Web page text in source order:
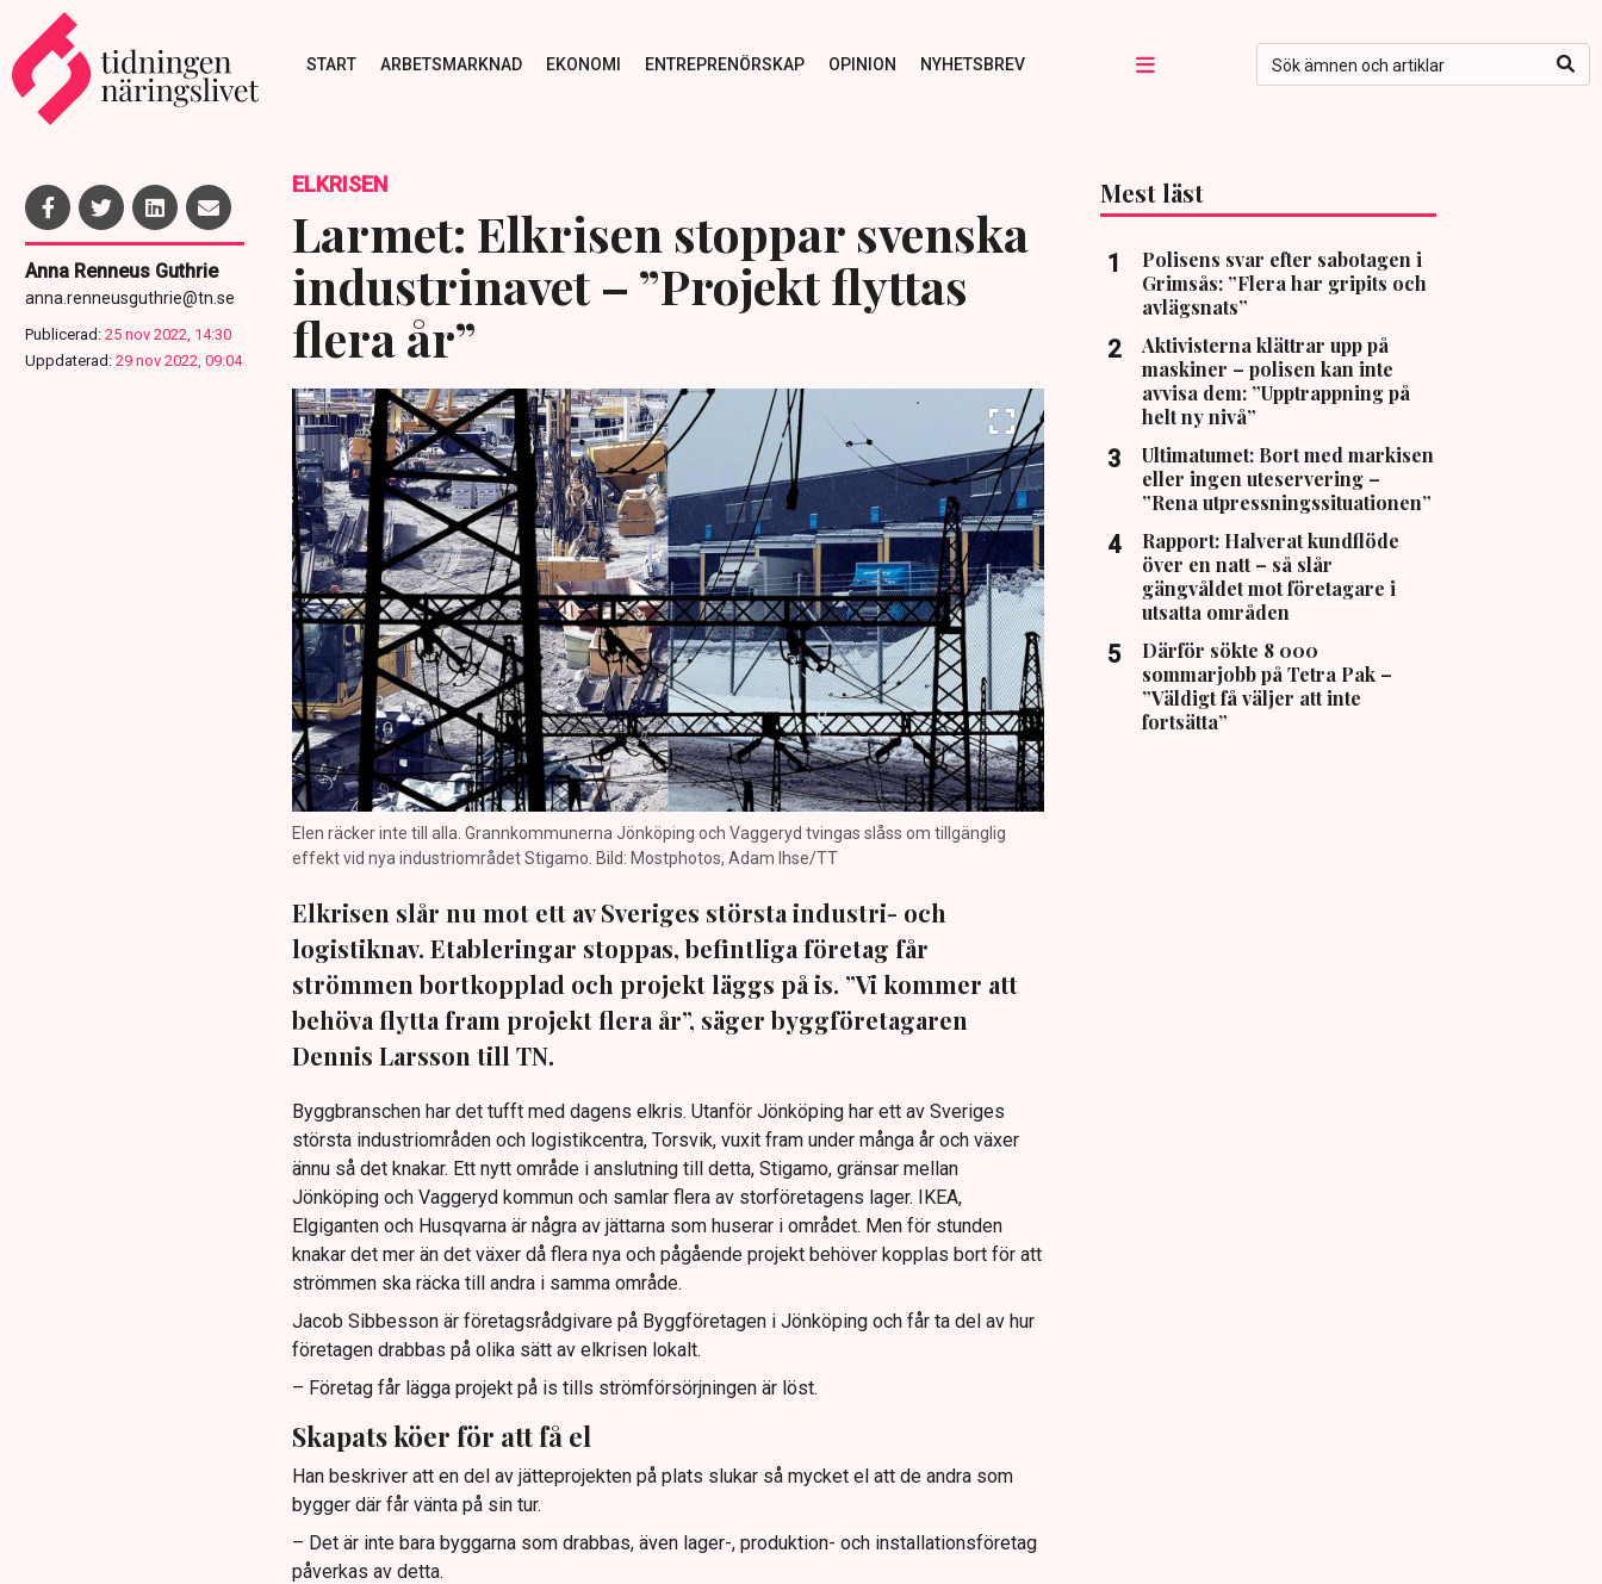
START ARBETSMARKNAD EKONOMI ENTREPRENÖRSKAP OPINION NYHETSBREV
Anna Renneus Guthrie
anna.renneusguthrie@tn.se
Publicerad: 25 nov 2022, 14:30
Uppdaterad: 29 nov 2022, 09:04
ELKRISEN
Larmet: Elkrisen stoppar svenska
industrinavet – ”Projekt flyttas
flera år”
Elen räcker inte till alla. Grannkommunerna Jönköping och Vaggeryd tvingas slåss om tillgänglig
effekt vid nya industriområdet Stigamo. Bild: Mostphotos, Adam Ihse/TT
Elkrisen slår nu mot ett av Sveriges största industri- och
logistiknav. Etableringar stoppas, befintliga företag får
strömmen bortkopplad och projekt läggs på is. ”Vi kommer att
behöva flytta fram projekt flera år”, säger byggföretagaren
Dennis Larsson till TN.
Byggbranschen har det tufft med dagens elkris. Utanför Jönköping har ett av Sveriges
största industriområden och logistikcentra, Torsvik, vuxit fram under många år och växer
ännu så det knakar. Ett nytt område i anslutning till detta, Stigamo, gränsar mellan
Jönköping och Vaggeryd kommun och samlar flera av storföretagens lager. IKEA,
Elgiganten och Husqvarna är några av jättarna som huserar i området. Men för stunden
knakar det mer än det växer då flera nya och pågående projekt behöver kopplas bort för att
strömmen ska räcka till andra i samma område.
Jacob Sibbesson är företagsrådgivare på Byggföretagen i Jönköping och får ta del av hur
företagen drabbas på olika sätt av elkrisen lokalt.
– Företag får lägga projekt på is tills strömförsörjningen är löst.
Skapats köer för att få el
Han beskriver att en del av jätteprojekten på plats slukar så mycket el att de andra som
bygger där får vänta på sin tur.
– Det är inte bara byggarna som drabbas, även lager-, produktion- och installationsföretag
påverkas av detta.
Mest läst
Polisens svar efter sabotagen i
Grimsås: ”Flera har gripits och
avlägsnats”
Aktivisterna klättrar upp på
maskiner – polisen kan inte
avvisa dem: ”Upptrappning på
helt ny nivå”
Ultimatumet: Bort med markisen
eller ingen uteservering –
”Rena utpressningssituationen”
Rapport: Halverat kundflöde
över en natt – så slår
gängvåldet mot företagare i
utsatta områden
Därför sökte 8 000
sommarjobb på Tetra Pak –
”Väldigt få väljer att inte
fortsätta”